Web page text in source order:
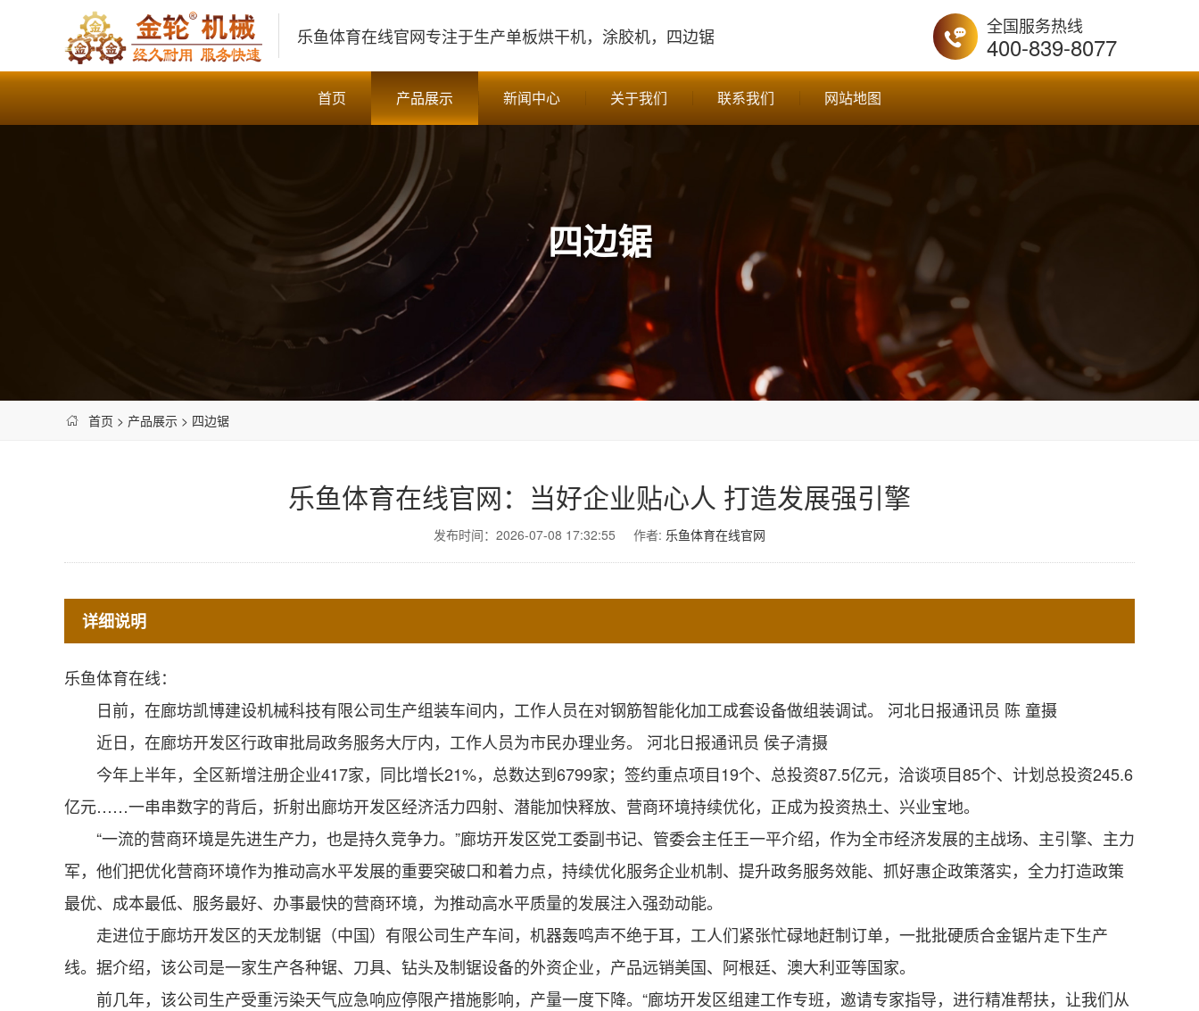
乐鱼体育在线官网专注于生产单板烘干机，涂胶机，四边锯 全国服务热线
400-839-8077
首页 产品展示 新闻中心 关于我们 联系我们 网站地图
四边锯
首页 > 产品展示 > 四边锯
乐鱼体育在线官网：当好企业贴心人 打造发展强引擎
发布时间：2026-07-08 17:32:55 作者: 乐鱼体育在线官网
详细说明
乐鱼体育在线：
日前，在廊坊凯博建设机械科技有限公司生产组装车间内，工作人员在对钢筋智能化加工成套设备做组装调试。 河北日报通讯员 陈 童摄
近日，在廊坊开发区行政审批局政务服务大厅内，工作人员为市民办理业务。 河北日报通讯员 侯子清摄
今年上半年，全区新增注册企业417家，同比增长21%，总数达到6799家；签约重点项目19个、总投资87.5亿元，洽谈项目85个、计划总投资245.6
亿元……一串串数字的背后，折射出廊坊开发区经济活力四射、潜能加快释放、营商环境持续优化，正成为投资热土、兴业宝地。
“一流的营商环境是先进生产力，也是持久竞争力。”廊坊开发区党工委副书记、管委会主任王一平介绍，作为全市经济发展的主战场、主引擎、主力
军，他们把优化营商环境作为推动高水平发展的重要突破口和着力点，持续优化服务企业机制、提升政务服务效能、抓好惠企政策落实，全力打造政策
最优、成本最低、服务最好、办事最快的营商环境，为推动高水平质量的发展注入强劲动能。
走进位于廊坊开发区的天龙制锯（中国）有限公司生产车间，机器轰鸣声不绝于耳，工人们紧张忙碌地赶制订单，一批批硬质合金锯片走下生产
线。据介绍，该公司是一家生产各种锯、刀具、钻头及制锯设备的外资企业，产品远销美国、阿根廷、澳大利亚等国家。
前几年，该公司生产受重污染天气应急响应停限产措施影响，产量一度下降。“廊坊开发区组建工作专班，邀请专家指导，进行精准帮扶，让我们从